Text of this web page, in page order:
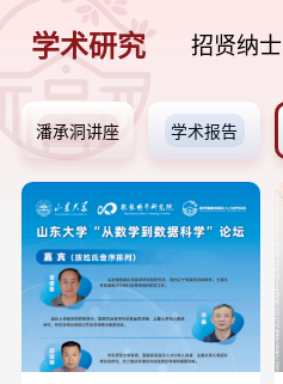
学术研究 招贤纳士
潘承洞讲座 学术报告